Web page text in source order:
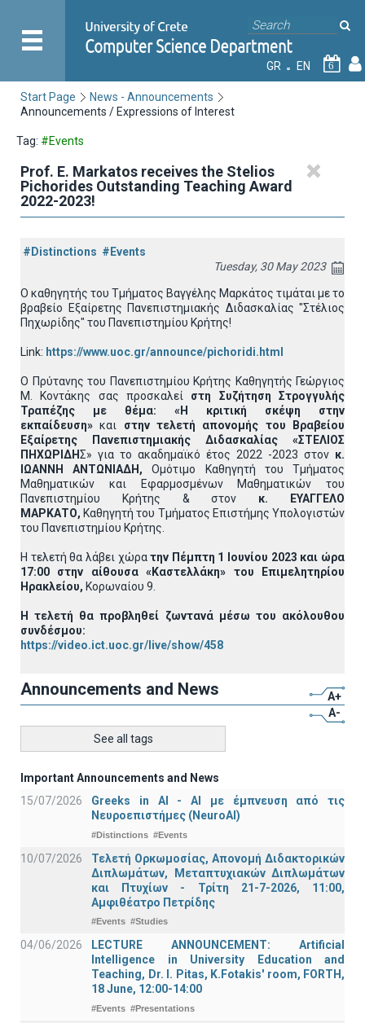
GR EN 6
Start Page
News - Announcements
Announcements / Expressions of Interest
Tag: #Events
Prof. E. Markatos receives the Stelios
Pichorides Outstanding Teaching Award
2022-2023!
#Distinctions #Events
Tuesday, 30 May 2023
Ο καθηγητής του Τμήματος Βαγγέλης Μαρκάτος τιμάται με το
βραβείο Εξαίρετης Πανεπιστημιακής Διδασκαλίας "Στέλιος
Πηχωρίδης" του Πανεπιστημίου Κρήτης!
Link: https://www.uoc.gr/announce/pichoridi.html
Ο Πρύτανης του Πανεπιστημίου Κρήτης Καθηγητής Γεώργιος
Μ. Κοντάκης σας προσκαλεί στη Συζήτηση Στρογγυλής
Τραπέζης με θέμα: «Η κριτική σκέψη στην
εκπαίδευση»και στην τελετή απονομής του Βραβείου
Εξαίρετης Πανεπιστημιακής Διδασκαλίας «ΣΤΕΛΙΟΣ
ΠΗΧΩΡΙΔΗΣ» για το ακαδημαϊκό έτος 2022 -2023 στον κ.
ΙΩΑΝΝΗ ΑΝΤΩΝΙΑΔΗ,Ομότιμο Καθηγητή του Τμήματος
Μαθηματικών και Εφαρμοσμένων Μαθηματικών του
Πανεπιστημίου Κρήτης & στον κ. ΕΥΑΓΓΕΛΟ
ΜΑΡΚΑΤΟ, Καθηγητή του Τμήματος Επιστήμης Υπολογιστών
του Πανεπιστημίου Κρήτης.
Η τελετή θα λάβει χώρατην Πέμπτη 1 Ιουνίου 2023 και ώρα
17:00 στην αίθουσα «Καστελλάκη» του Επιμελητηρίου
Ηρακλείου, Κορωναίου 9.
Η τελετή θα προβληθεί ζωντανά μέσω του ακόλουθου
συνδέσμου:
https://video.ict.uoc.gr/live/show/458
Announcements and News
A+
A-
See all tags
Important Announcements and News
15/07/2026
Greeks in AI - ΑΙ με έμπνευση από τις
Νευροεπιστήμες (NeuroAI)
#Distinctions #Events
10/07/2026
Τελετή Ορκωμοσίας, Απονομή Διδακτορικών
Διπλωμάτων, Μεταπτυχιακών Διπλωμάτων
και Πτυχίων - Τρίτη 21-7-2026, 11:00,
Αμφιθέατρο Πετρίδης
#Events #Studies
04/06/2026
LECTURE ANNOUNCEMENT: Artificial
Intelligence in University Education and
Teaching, Dr. I. Pitas, K.Fotakis' room, FORTH,
18 June, 12:00-14:00
#Events #Presentations